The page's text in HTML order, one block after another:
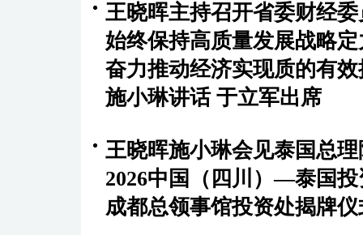
王晓晖主持召开省委财经
始终保持高质量发展战略定
奋力推动经济实现质的有
施小琳讲话 于立军出席
王晓晖施小琳会见泰国总
2026中国（四川）—泰国
成都总领事馆投资处揭牌